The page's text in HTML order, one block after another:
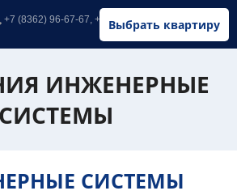
Выбрать квартиру
+7 (8362) 96-67-67, +7 (902) 326-67-67
ИНЖЕНЕРНЫЕ
СИСТЕМЫ
СИСТЕМЫ